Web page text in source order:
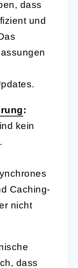
dass
und
:
kein
Caching-
nicht
dass